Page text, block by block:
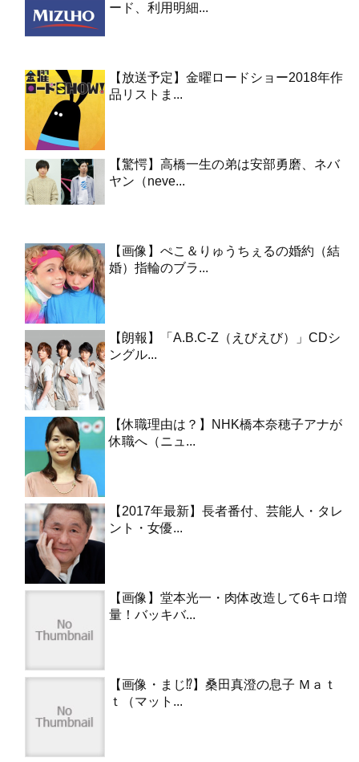
ード、利用明細...
【放送予定】金曜ロードショー2018年作
品リストま...
【驚愕】高橋一生の弟は安部勇磨、ネバ
ヤン（neve...
【画像】ぺこ＆りゅうちぇるの婚約（結
婚）指輪のブラ...
【朗報】「A.B.C-Z（えびえび）」CDシ
ングル...
【休職理由は？】NHK橋本奈穂子アナが
休職へ（ニュ...
【2017年最新】長者番付、芸能人・タレ
ント・女優...
【画像】堂本光一・肉体改造して6キロ増
量！バッキバ...
【画像・まじ⁉︎】桑田真澄の息子 Ｍａｔ
ｔ（マット...